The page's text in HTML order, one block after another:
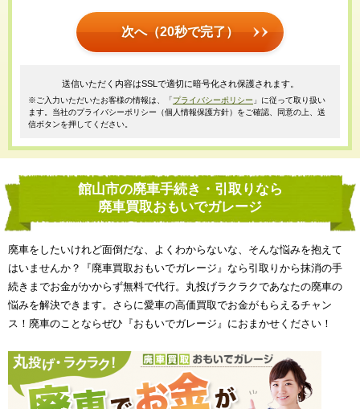
次へ（20秒で完了）
送信いただく内容はSSLで適切に暗号化され保護されます。
※ご入力いただいたお客様の情報は、「プライバシーポリシー 」に従って取り扱い
ます。当社のプライバシーポリシー（個人情報保護方針）をご確認、同意の上、送
信ボタンを押してください。
館山市の廃車手続き・引取りなら
廃車買取おもいでガレージ
廃車をしたいけれど面倒だな、よくわからないな、そんな悩みを抱えて
はいませんか？『廃車買取おもいでガレージ』なら引取りから抹消の手
続きまでお金がかからず無料で代行。丸投げラクラクであなたの廃車の
悩みを解決できます。さらに愛車の高価買取でお金がもらえるチャン
ス！廃車のことならぜひ『おもいでガレージ』におまかせください！